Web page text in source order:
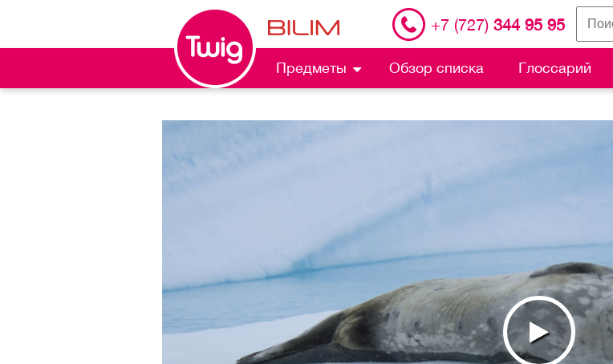
+7 (727) 344 95 95
Предметы Обзор списка Глоссарий